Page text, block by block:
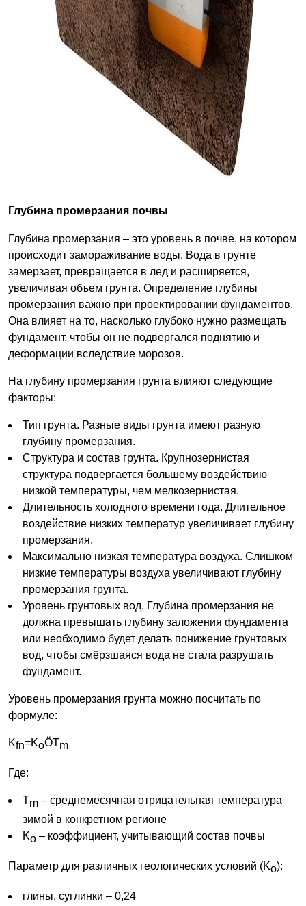
Глубина промерзания почвы
Глубина промерзания – это уровень в почве, на котором
происходит замораживание воды. Вода в грунте
замерзает, превращается в лед и расширяется,
увеличивая объем грунта. Определение глубины
промерзания важно при проектировании фундаментов.
Она влияет на то, насколько глубоко нужно размещать
фундамент, чтобы он не подвергался поднятию и
деформации вследствие морозов.
На глубину промерзания грунта влияют следующие
факторы:
Тип грунта. Разные виды грунта имеют разную
глубину промерзания.
Структура и состав грунта. Крупнозернистая
структура подвергается большему воздействию
низкой температуры, чем мелкозернистая.
Длительность холодного времени года. Длительное
воздействие низких температур увеличивает глубину
промерзания.
Максимально низкая температура воздуха. Слишком
низкие температуры воздуха увеличивают глубину
промерзания грунта.
Уровень грунтовых вод. Глубина промерзания не
должна превышать глубину заложения фундамента
или необходимо будет делать понижение грунтовых
вод, чтобы смёрзшаяся вода не стала разрушать
фундамент.
Уровень промерзания грунта можно посчитать по
формуле:
Kfn=KoÖTm
Где:
Tm – среднемесячная отрицательная температура
зимой в конкретном регионе
Ko – коэффициент, учитывающий состав почвы
Параметр для различных геологических условий (Ko):
глины, суглинки – 0,24